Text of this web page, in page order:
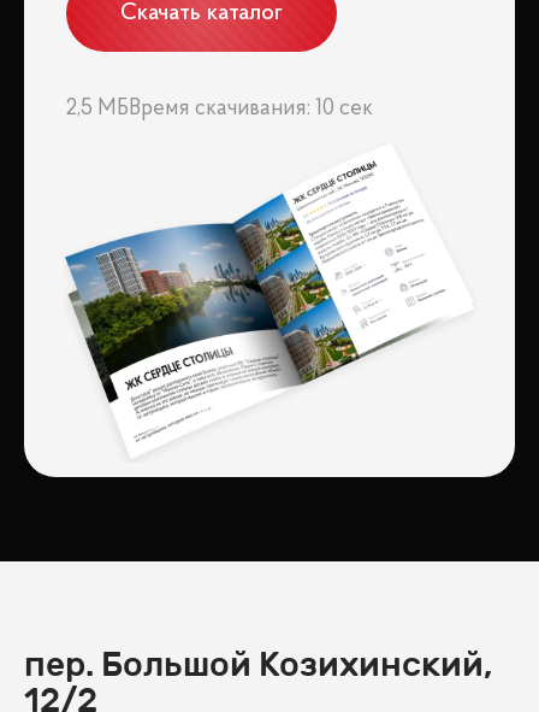
Скачать каталог
2,5 МБ Время скачивания: 10 сек
пер. Большой Козихинский,
12/2